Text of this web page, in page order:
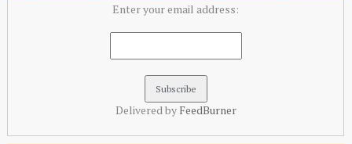
Enter your email address:
Delivered by FeedBurner